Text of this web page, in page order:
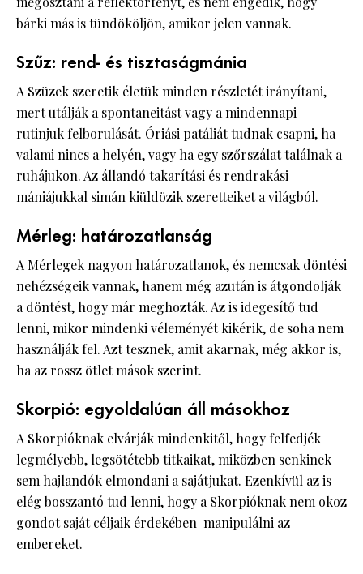
bárki más is tündököljön, amikor jelen vannak.
Szűz: rend- és tisztaságmánia
A Szüzek szeretik életük minden részletét irányítani,
mert utálják a spontaneitást vagy a mindennapi
rutinjuk felborulását. Óriási patáliát tudnak csapni, ha
valami nincs a helyén, vagy ha egy szőrszálat találnak a
ruhájukon. Az állandó takarítási és rendrakási
mániájukkal simán kiüldözik szeretteiket a világból.
Mérleg: határozatlanság
A Mérlegek nagyon határozatlanok, és nemcsak döntési
nehézségeik vannak, hanem még azután is átgondolják
a döntést, hogy már meghozták. Az is idegesítő tud
lenni, mikor mindenki véleményét kikérik, de soha nem
használják fel. Azt tesznek, amit akarnak, még akkor is,
ha az rossz ötlet mások szerint.
Skorpió: egyoldalúan áll másokhoz
A Skorpióknak elvárják mindenkitől, hogy felfedjék
legmélyebb, legsötétebb titkaikat, miközben senkinek
sem hajlandók elmondani a sajátjukat. Ezenkívül az is
elég bosszantó tud lenni, hogy a Skorpióknak nem okoz
gondot saját céljaik érdekében manipulálni az
embereket.